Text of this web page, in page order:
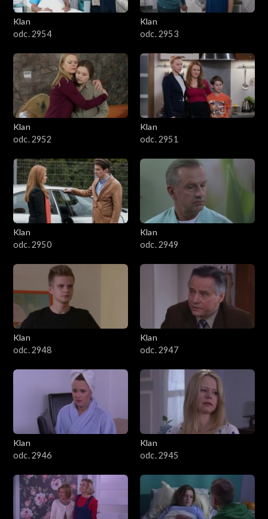
Klan
odc. 2954
Klan
odc. 2953
Klan
odc. 2952
Klan
odc. 2951
Klan
odc. 2950
Klan
odc. 2949
Klan
odc. 2948
Klan
odc. 2947
Klan
odc. 2946
Klan
odc. 2945